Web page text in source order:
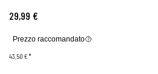
29,99 €
Prezzo raccomandato
43,50 €*